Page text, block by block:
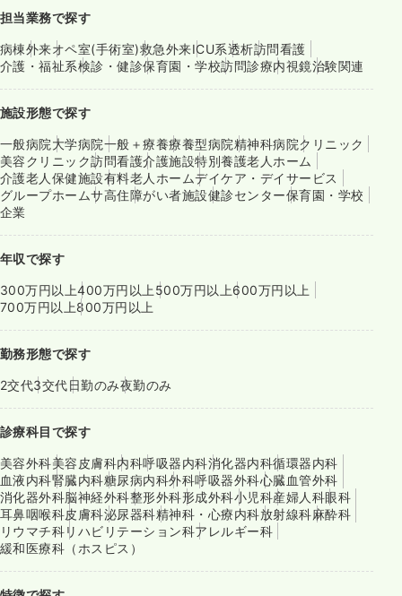
担当業務で探す
病棟外来オペ室(手術室)救急外来ICU系透析訪問看護
介護・福祉系検診・健診保育園・学校訪問診療内視鏡治験関連
施設形態で探す
一般病院大学病院一般＋療養療養型病院精神科病院クリニック
美容クリニック訪問看護介護施設特別養護老人ホーム
介護老人保健施設有料老人ホームデイケア・デイサービス
グループホームサ高住障がい者施設健診センター保育園・学校
企業
年収で探す
300万円以上400万円以上 500万円以上600万円以上
700万円以上800万円以上
勤務形態で探す
2交代3交代日勤のみ夜勤のみ
診療科目で探す
美容外科美容皮膚科内科呼吸器内科消化器内科循環器内科
血液内科腎臓内科糖尿病内科外科呼吸器外科心臓血管外科
消化器外科脳神経外科整形外科形成外科小児科産婦人科眼科
耳鼻咽喉科皮膚科泌尿器科精神科・心療内科放射線科麻酔科
リウマチ科リハビリテーション科アレルギー科
緩和医療科（ホスピス）